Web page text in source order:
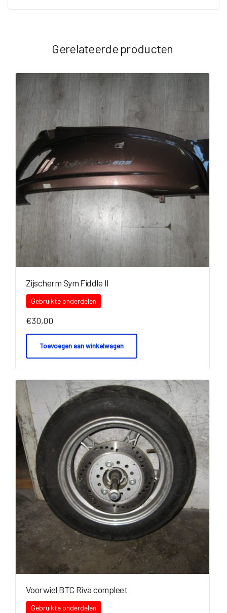
Gerelateerde producten
Zijscherm Sym Fiddle II
Gebruikte onderdelen
€30,00
Toevoegen aan winkelwagen
Voorwiel BTC Riva compleet
Gebruikte onderdelen